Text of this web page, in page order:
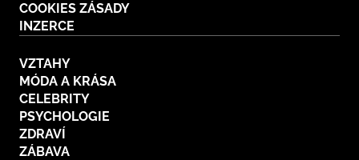
COOKIES ZÁSADY
INZERCE
VZTAHY
MÓDA A KRÁSA
CELEBRITY
PSYCHOLOGIE
ZDRAVÍ
ZÁBAVA